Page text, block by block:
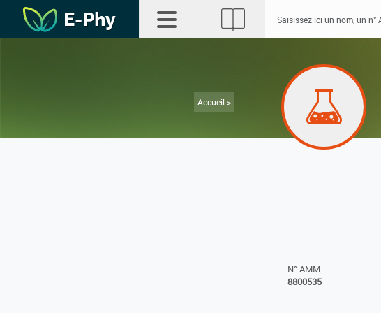
Accueil >
N° AMM
8800535